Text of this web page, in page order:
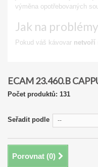
výměna opotřebovaných
Jak na
Pokud váš kávovar netvoří
ECAM 23.460.B
Počet produktů: 131
Seřadit podle --
Porovnat (0)